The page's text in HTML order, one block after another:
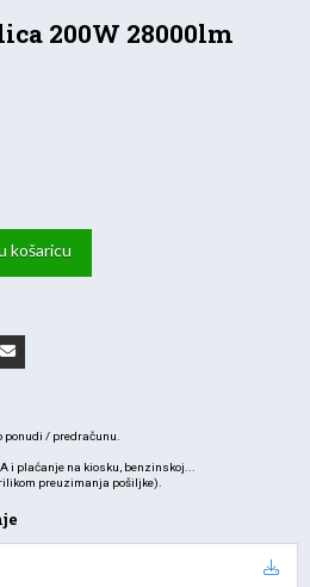
200W 28000lm
košaricu
ponudi / predračunu.
i plaćanje na kiosku, benzinskoj...
preuzimanja pošiljke).